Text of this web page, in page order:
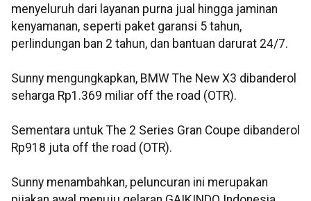
menyeluruh dari layanan purna jual hingga jaminan
kenyamanan, seperti paket garansi 5 tahun,
perlindungan ban 2 tahun, dan bantuan darurat 24/7.
Sunny mengungkapkan, BMW The New X3 dibanderol
seharga Rp1.369 miliar off the road (OTR).
Sementara untuk The 2 Series Gran Coupe dibanderol
Rp918 juta off the road (OTR).
Sunny menambahkan, peluncuran ini merupakan